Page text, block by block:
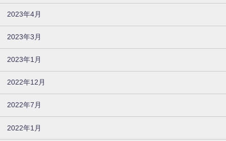
2023年4月
2023年3月
2023年1月
2022年12月
2022年7月
2022年1月